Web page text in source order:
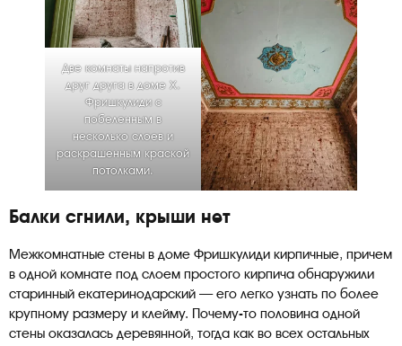
Две комнаты напротив
друг друга в доме Х.
Фришкулиди с
побеленным в
несколько слоев и
раскрашенным краской
потолками.
Балки сгнили, крыши нет
Межкомнатные стены в доме Фришкулиди кирпичные, причем
в одной комнате под слоем простого кирпича обнаружили
старинный екатеринодарский — его легко узнать по более
крупному размеру и клейму. Почему-то половина одной
стены оказалась деревянной, тогда как во всех остальных